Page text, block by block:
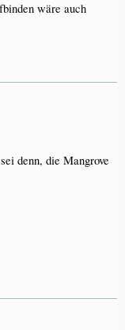
wäre auch
denn, die Mangrove